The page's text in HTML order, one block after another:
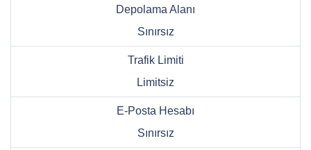
Depolama Alanı
Sınırsız
Trafik Limiti
Limitsiz
E-Posta Hesabı
Sınırsız